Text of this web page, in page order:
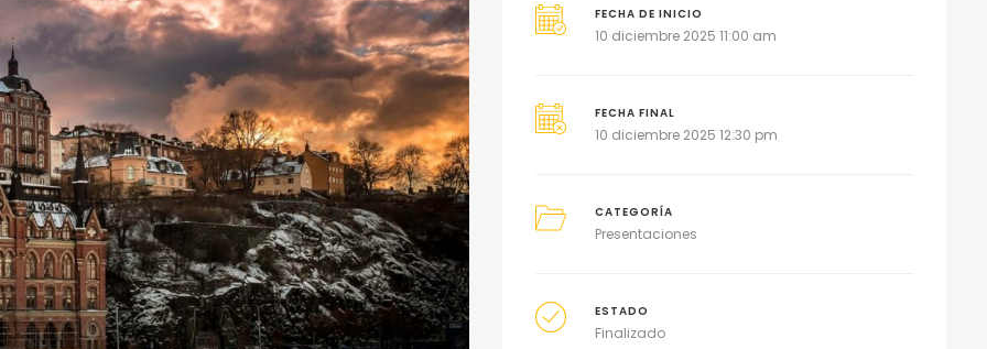
FECHA DE INICIO
10 diciembre 2025 11:00 am
FECHA FINAL
10 diciembre 2025 12:30 pm
ESTADO
Finalizado
CATEGORÍA
Presentaciones